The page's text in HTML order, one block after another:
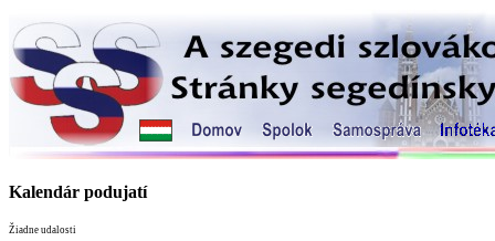
Kalendár podujatí
Žiadne udalosti